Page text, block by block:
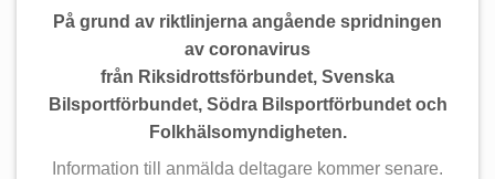
På grund av riktlinjerna angående spridningen
av coronavirus
från Riksidrottsförbundet, Svenska
Bilsportförbundet, Södra Bilsportförbundet och
Folkhälsomyndigheten.
Information till anmälda deltagare kommer senare.